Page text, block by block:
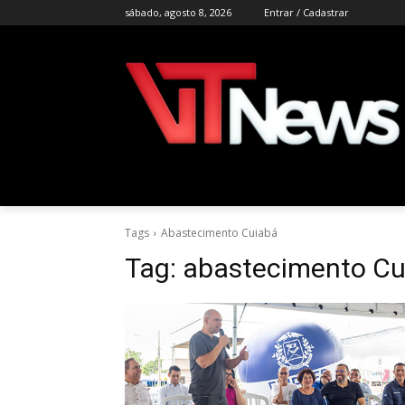
sábado, agosto 8, 2026 Entrar / Cadastrar
Tags Abastecimento Cuiabá
Tag: abastecimento